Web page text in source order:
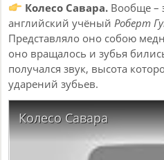
Колесо Савара. Вообще –
английский учёный Роберт
Представляло оно собою
оно вращалось и зубья
получался звук, высота
ударений зубьев.
Колесо Савара